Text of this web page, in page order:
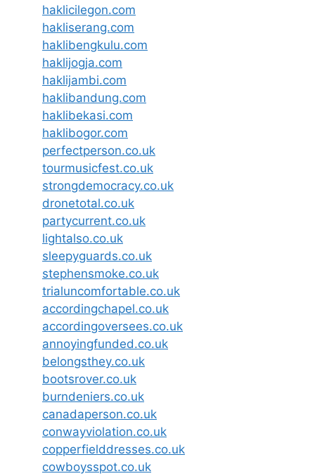
haklicilegon.com
hakliserang.com
haklibengkulu.com
haklijogja.com
haklijambi.com
haklibandung.com
haklibekasi.com
haklibogor.com
perfectperson.co.uk
tourmusicfest.co.uk
strongdemocracy.co.uk
dronetotal.co.uk
partycurrent.co.uk
lightalso.co.uk
sleepyguards.co.uk
stephensmoke.co.uk
trialuncomfortable.co.uk
accordingchapel.co.uk
accordingoversees.co.uk
annoyingfunded.co.uk
belongsthey.co.uk
bootsrover.co.uk
burndeniers.co.uk
canadaperson.co.uk
conwayviolation.co.uk
copperfielddresses.co.uk
cowboysspot.co.uk